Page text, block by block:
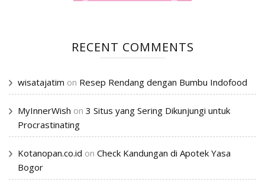
RECENT COMMENTS
wisatajatim on Resep Rendang dengan Bumbu Indofood
MyInnerWish on 3 Situs yang Sering Dikunjungi untuk
Procrastinating
Kotanopan.co.id on Check Kandungan di Apotek Yasa
Bogor